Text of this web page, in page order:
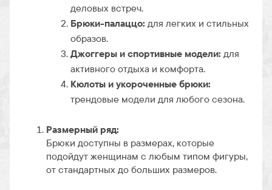
деловых встреч.
Брюки-палаццо: для легких и стильных
образов.
Джоггеры и спортивные модели: для
активного отдыха и комфорта.
Кюлоты и укороченные брюки:
трендовые модели для любого сезона.
Размерный ряд:
Брюки доступны в размерах, которые
подойдут женщинам с любым типом фигуры,
от стандартных до больших размеров.